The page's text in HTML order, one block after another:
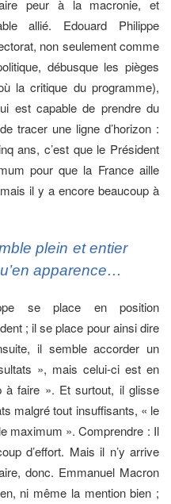
peur à la macronie, et
allié. Edouard Philippe
non seulement comme
débusque les pièges
la critique du programme),
est capable de prendre du
tracer une ligne d’horizon :
ans, c’est que le Président
pour que la France aille
il y a encore beaucoup à
plein et entier
apparence…
se place en position
; il se place pour ainsi dire
il semble accorder un
», mais celui-ci est en
à faire ». Et surtout, il glisse
malgré tout insuffisants, « le
maximum ». Comprendre : Il
d’effort. Mais il n’y arrive
donc. Emmanuel Macron
ni même la mention bien ;